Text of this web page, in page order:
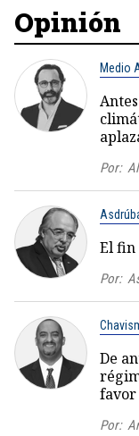
Opinión
Medio
Por:
El fin
Por:
De
favor
Por: